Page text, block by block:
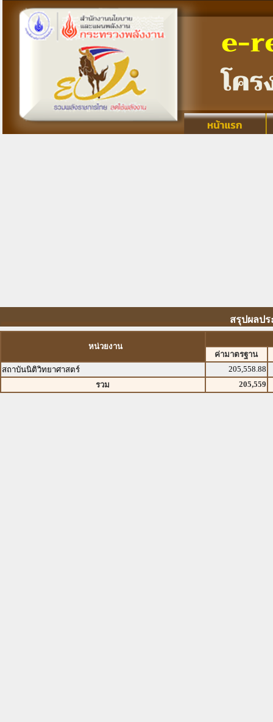
สรุปผลปร
หน่วยงาน
ค่ามาตรฐาน
สถาบันนิติวิทยาศาสตร์
205,558.88
รวม
205,559